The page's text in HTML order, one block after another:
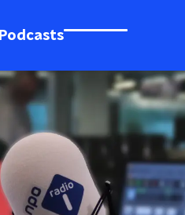
Podcasts